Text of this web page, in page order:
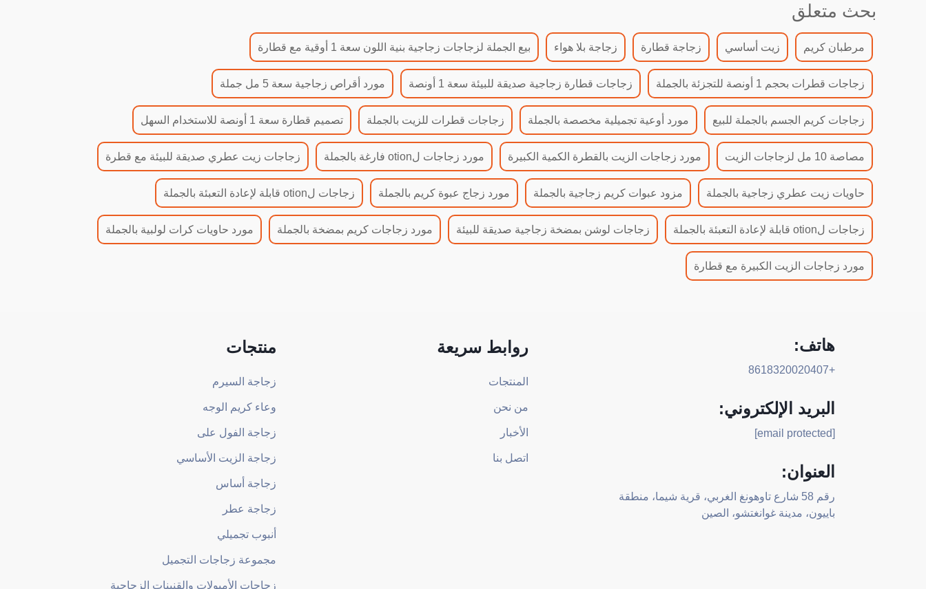
بحث متعلق
مرطبان كريم زيت أساسي زجاجة قطارة زجاجة بلا هواء بيع الجملة لزجاجات زجاجية بنية اللون سعة 1 أوقية مع قطارة
زجاجات قطرات بحجم 1 أونصة للتجزئة بالجملة زجاجات قطارة زجاجية صديقة للبيئة سعة 1 أونصة مورد أقراص زجاجية سعة 5 مل جملة
زجاجات كريم الجسم بالجملة للبيع مورد أوعية تجميلية مخصصة بالجملة زجاجات قطرات للزيت بالجملة تصميم قطارة سعة 1 أونصة للاستخدام السهل
مصاصة 10 مل لزجاجات الزيت مورد زجاجات الزيت بالقطرة الكمية الكبيرة مورد زجاجات لotion فارغة بالجملة زجاجات زيت عطري صديقة للبيئة مع قطرة
حاويات زيت عطري زجاجية بالجملة مزود عبوات كريم زجاجية بالجملة مورد زجاج عبوة كريم بالجملة زجاجات لotion قابلة لإعادة التعبئة بالجملة
زجاجات لotion قابلة لإعادة التعبئة بالجملة زجاجات لوشن بمضخة زجاجية صديقة للبيئة مورد زجاجات كريم بمضخة بالجملة مورد حاويات كرات لولبية بالجملة
مورد زجاجات الزيت الكبيرة مع قطارة
هاتف:
+8618320020407
البريد الإلكتروني:
[email protected]
العنوان:
رقم 58 شارع تاوهونغ الغربي، قرية شيما، منطقة
باييون، مدينة غوانغتشو، الصين
روابط سريعة
المنتجات
من نحن
الأخبار
اتصل بنا
منتجات
زجاجة السيرم
وعاء كريم الوجه
زجاجة الفول على
زجاجة الزيت الأساسي
زجاجة أساس
زجاجة عطر
أنبوب تجميلي
مجموعة زجاجات التجميل
زجاجات الأمبولات والقنينات الزجاجية